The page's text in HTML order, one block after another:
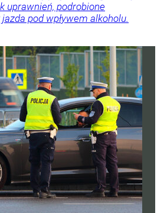
uprawnień, podrobione
pod wpływem alkoholu.